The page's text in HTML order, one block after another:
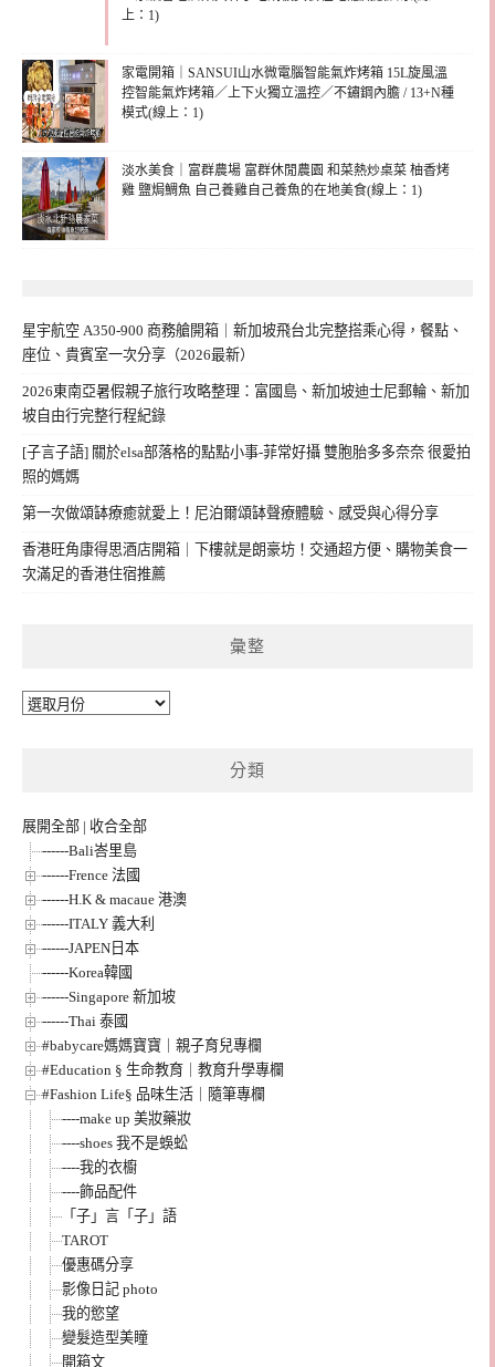
上：1)
家電開箱｜SANSUI山水微電腦智能氣炸烤箱 15L旋風溫
控智能氣炸烤箱／上下火獨立溫控／不鏽鋼內膽 / 13+N種
模式(線上：1)
淡水美食｜富群農場 富群休閒農園 和菜熱炒桌菜 柚香烤
雞 鹽焗鯛魚 自己養雞自己養魚的在地美食(線上：1)
星宇航空 A350-900 商務艙開箱｜新加坡飛台北完整搭乘心得，餐點、
座位、貴賓室一次分享（2026最新）
2026東南亞暑假親子旅行攻略整理：富國島、新加坡迪士尼郵輪、新加
坡自由行完整行程紀錄
[子言子語] 關於elsa部落格的點點小事-菲常好攝 雙胞胎多多奈奈 很愛拍
照的媽媽
第一次做頌缽療癒就愛上！尼泊爾頌缽聲療體驗、感受與心得分享
香港旺角康得思酒店開箱｜下樓就是朗豪坊！交通超方便、購物美食一
次滿足的香港住宿推薦
彙整
彙
分類
展開全部 | 收合全部
------Bali峇里島
------Frence 法國
------H.K & macaue 港澳
------ITALY 義大利
------JAPEN日本
------Korea韓國
------Singapore 新加坡
------Thai 泰國
#babycare媽媽寶寶｜親子育兒專欄
#Education § 生命教育｜教育升學專欄
#Fashion Life§ 品味生活｜隨筆專欄
----make up 美妝藥妝
----shoes 我不是蜈蚣
----我的衣櫥
----飾品配件
「子」言「子」語
TAROT
優惠碼分享
影像日記 photo
我的慾望
變髮造型美瞳
開箱文